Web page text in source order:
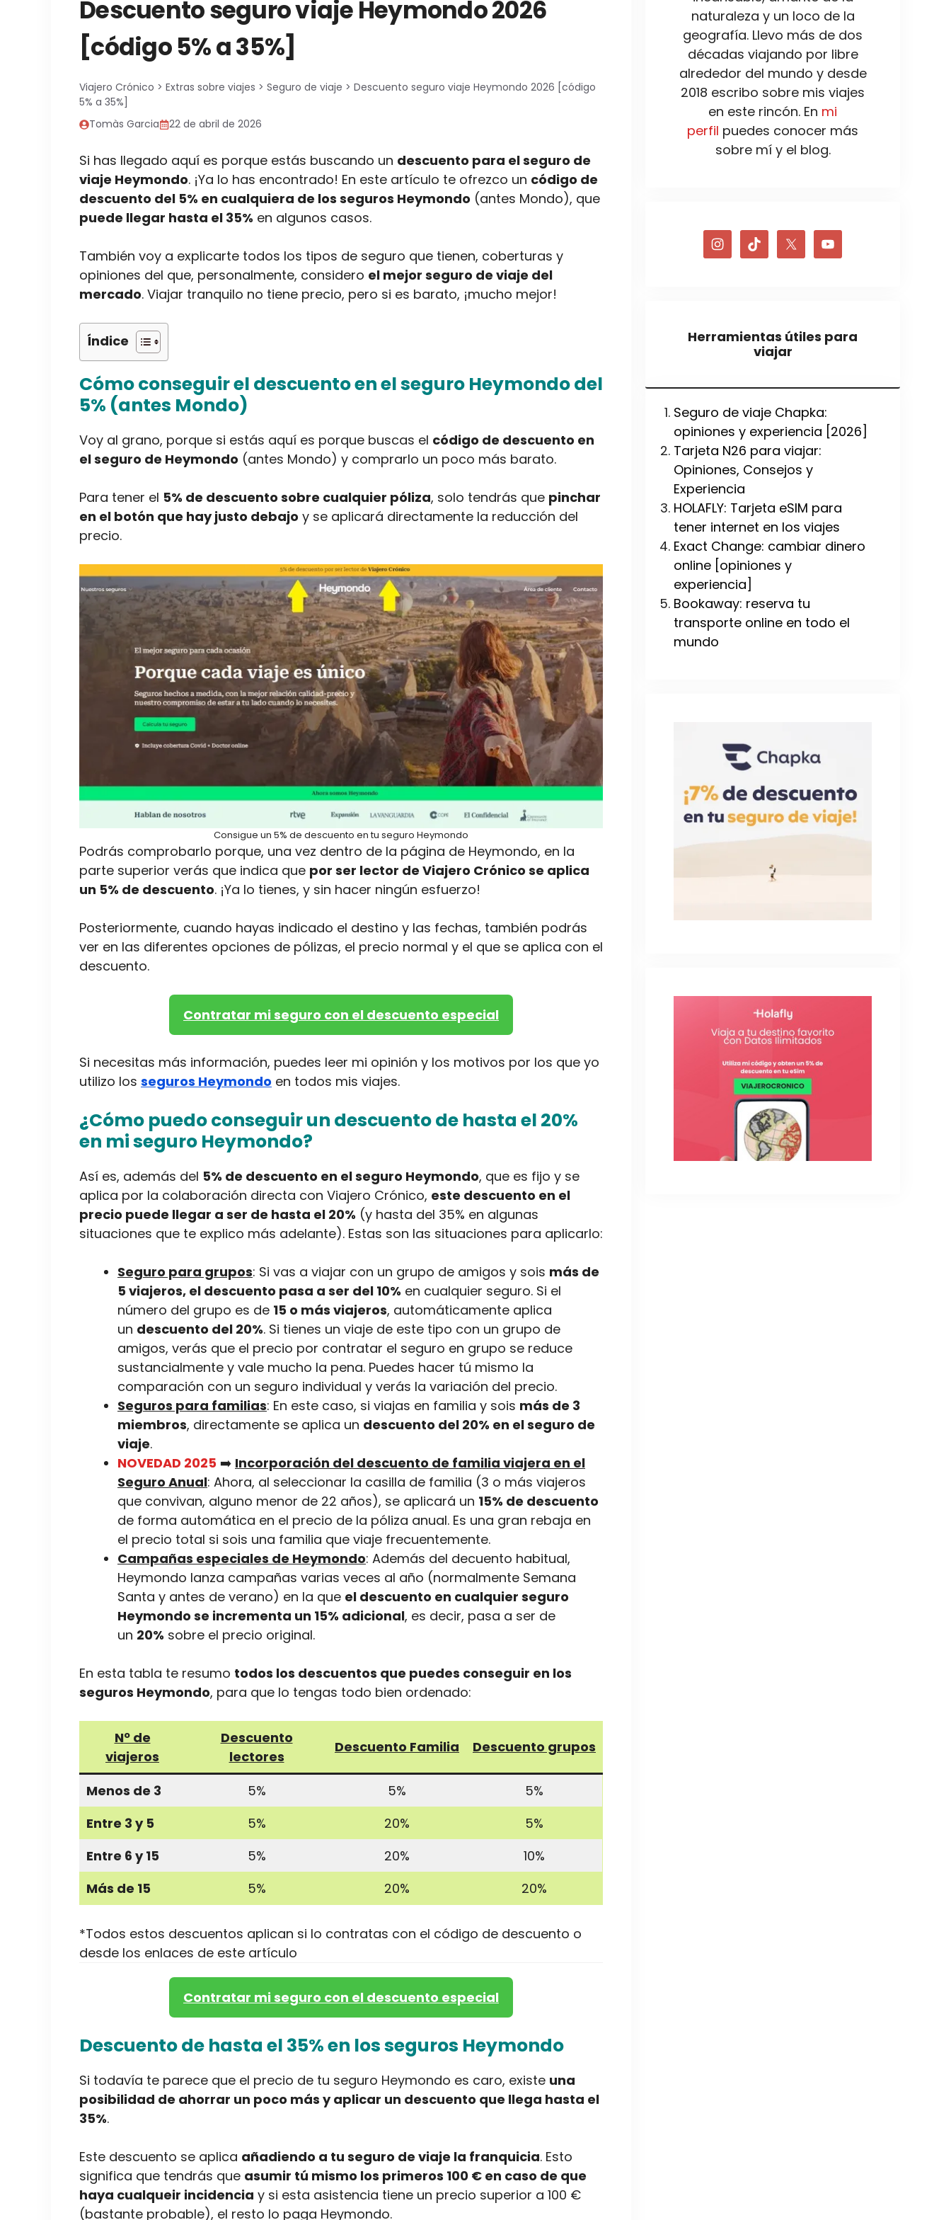
Descuento seguro viaje Heymondo 2026
[código 5% a 35%]
Viajero Crónico > Extras sobre viajes > Seguro de viaje > Descuento seguro viaje Heymondo 2026 [código
5% a 35%]
Tomàs Garcia
22 de abril de 2026
Si has llegado aquí es porque estás buscando un descuento para el seguro de
viaje Heymondo. ¡Ya lo has encontrado! En este artículo te ofrezco un código de
descuento del 5% en cualquiera de los seguros Heymondo (antes Mondo), que
puede llegar hasta el 35% en algunos casos.
También voy a explicarte todos los tipos de seguro que tienen, coberturas y
opiniones del que, personalmente, considero el mejor seguro de viaje del
mercado. Viajar tranquilo no tiene precio, pero si es barato, ¡mucho mejor!
Índice
Cómo conseguir el descuento en el seguro Heymondo del
5% (antes Mondo)
Voy al grano, porque si estás aquí es porque buscas el código de descuento en
el seguro de Heymondo (antes Mondo) y comprarlo un poco más barato.
Para tener el 5% de descuento sobre cualquier póliza, solo tendrás que pinchar
en el botón que hay justo debajo y se aplicará directamente la reducción del
precio.
Consigue un 5% de descuento en tu seguro Heymondo
Podrás comprobarlo porque, una vez dentro de la página de Heymondo, en la
parte superior verás que indica que por ser lector de Viajero Crónico se aplica
un 5% de descuento. ¡Ya lo tienes, y sin hacer ningún esfuerzo!
Posteriormente, cuando hayas indicado el destino y las fechas, también podrás
ver en las diferentes opciones de pólizas, el precio normal y el que se aplica con el
descuento.
Contratar mi seguro con el descuento especial
Si necesitas más información, puedes leer mi opinión y los motivos por los que yo
utilizo los seguros Heymondo en todos mis viajes.
¿Cómo puedo conseguir un descuento de hasta el 20%
en mi seguro Heymondo?
Así es, además del 5% de descuento en el seguro Heymondo, que es fijo y se
aplica por la colaboración directa con Viajero Crónico, este descuento en el
precio puede llegar a ser de hasta el 20% (y hasta del 35% en algunas
situaciones que te explico más adelante). Estas son las situaciones para aplicarlo:
Seguro para grupos: Si vas a viajar con un grupo de amigos y sois más de
5 viajeros, el descuento pasa a ser del 10% en cualquier seguro. Si el
número del grupo es de 15 o más viajeros, automáticamente aplica
un descuento del 20%. Si tienes un viaje de este tipo con un grupo de
amigos, verás que el precio por contratar el seguro en grupo se reduce
sustancialmente y vale mucho la pena. Puedes hacer tú mismo la
comparación con un seguro individual y verás la variación del precio.
Seguros para familias: En este caso, si viajas en familia y sois más de 3
miembros, directamente se aplica un descuento del 20% en el seguro de
viaje.
NOVEDAD 2025 ➡️ Incorporación del descuento de familia viajera en el
Seguro Anual: Ahora, al seleccionar la casilla de familia (3 o más viajeros
que convivan, alguno menor de 22 años), se aplicará un 15% de descuento
de forma automática en el precio de la póliza anual. Es una gran rebaja en
el precio total si sois una familia que viaje frecuentemente.
Campañas especiales de Heymondo: Además del decuento habitual,
Heymondo lanza campañas varias veces al año (normalmente Semana
Santa y antes de verano) en la que el descuento en cualquier seguro
Heymondo se incrementa un 15% adicional, es decir, pasa a ser de
un 20% sobre el precio original.
En esta tabla te resumo todos los descuentos que puedes conseguir en los
seguros Heymondo, para que lo tengas todo bien ordenado:
Nº de
viajeros
Descuento
lectores
Descuento Familia Descuento grupos
Menos de 3 5% 5%
5%
Entre 3 y 5
5% 20%
5%
Entre 6 y 15
5% 20%
10%
Más de 15
5% 20% 20%
*Todos estos descuentos aplican si lo contratas con el código de descuento o
desde los enlaces de este artículo
Contratar mi seguro con el descuento especial
Descuento de hasta el 35% en los seguros Heymondo
Si todavía te parece que el precio de tu seguro Heymondo es caro, existe una
posibilidad de ahorrar un poco más y aplicar un descuento que llega hasta el
35%.
Este descuento se aplica añadiendo a tu seguro de viaje la franquicia. Esto
significa que tendrás que asumir tú mismo los primeros 100 € en caso de que
haya cualqueir incidencia y si esta asistencia tiene un precio superior a 100 €
(bastante probable), el resto lo paga Heymondo.
naturaleza y un loco de la
geografía. Llevo más de dos
décadas viajando por libre
alrededor del mundo y desde
2018 escribo sobre mis viajes
en este rincón. En mi
perfil puedes conocer más
sobre mí y el blog.
Herramientas útiles para
viajar
Seguro de viaje Chapka:
opiniones y experiencia [2026]
Tarjeta N26 para viajar:
Opiniones, Consejos y
Experiencia
HOLAFLY: Tarjeta eSIM para
tener internet en los viajes
Exact Change: cambiar dinero
online [opiniones y
experiencia]
Bookaway: reserva tu
transporte online en todo el
mundo